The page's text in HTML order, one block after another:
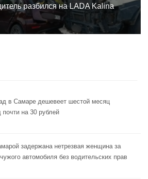
разбился на LADA Kalina
в Самаре дешевеет шестой месяц
почти на 30 рублей
задержана нетрезвая женщина за
автомобиля без водительских прав